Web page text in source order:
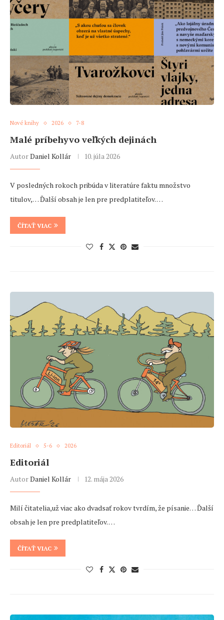
Nové knihy 2026 7-8
Malé príbehyvo veľkých dejinách
AutorDaniel Kollár 10. júla 2026
V posledných rokoch pribúda v literatúre faktu množstvo
titulov,… Ďalší obsah je len pre predplatiteľov. …
ČÍTAŤ VIAC
Editoriál 5-6 2026
Editoriál
AutorDaniel Kollár 12. mája 2026
Milí čitatelia,už viac ako dvadsať rokov tvrdím, že písanie… Ďalší
obsah je len pre predplatiteľov. …
ČÍTAŤ VIAC